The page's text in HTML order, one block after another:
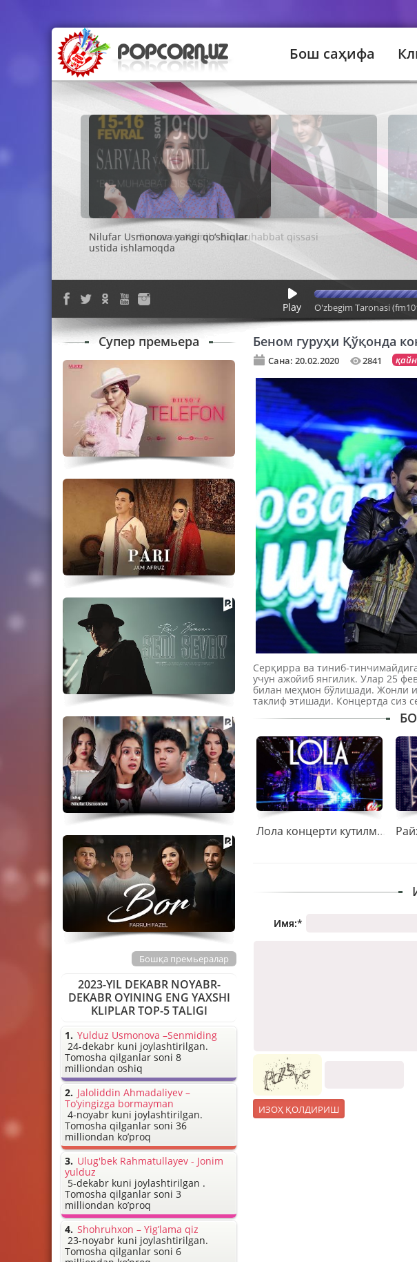
Бош саҳифа
Sarvar va Komil - Bir muhabbat qissasi
Play O'zbegim Taronasi
Беном гуруҳи Қўқонда
Сана: 20.02.2020 2841
Серқирра ва тиниб-
учун ажойиб янгилик. Улар 25
билан меҳмон бўлишади. Жонли
таклиф этишади. Концертда сиз
Лола концерти кутилмаган туҳфаларга бой бўлди
Имя:*
Супер премьера
Бошқа премьералар
2023-YIL DEKABR NOYABR-
DEKABR OYINING ENG YAXSHI
KLIPLAR TOP-5 TALIGI
Yulduz Usmonova –Senmiding
24-dekabr kuni joylashtirilgan.
Tomosha qilganlar soni 8
milliondan oshiq
Jaloliddin Ahmadaliyev –
To’yingizga bormayman
4-noyabr kuni joylashtirilgan.
Tomosha qilganlar soni 36
milliondan ko’proq
Ulug'bek Rahmatullayev - Jonim
yulduz
5-dekabr kuni joylashtirilgan .
Tomosha qilganlar soni 3
milliondan ko’proq
Shohruhxon – Yig’lama qiz
23-noyabr kuni joylashtirilgan.
Tomosha qilganlar soni 6